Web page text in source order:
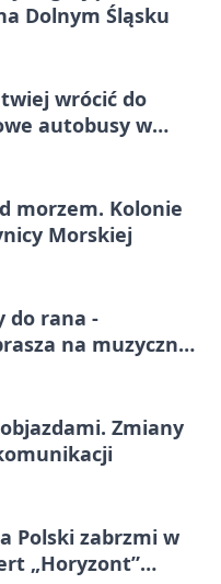
Dolnym Śląsku
wrócić do
autobusy w
morzem. Kolonie
Morskiej
do rana -
na muzyczną
Zmiany
Polski zabrzmi w
„Horyzont”